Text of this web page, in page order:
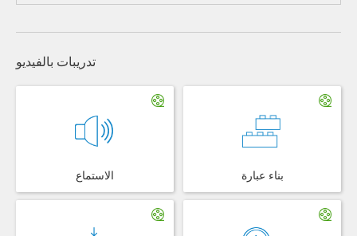
تدريبات بالفيديو
الاستماع بناء عبارة